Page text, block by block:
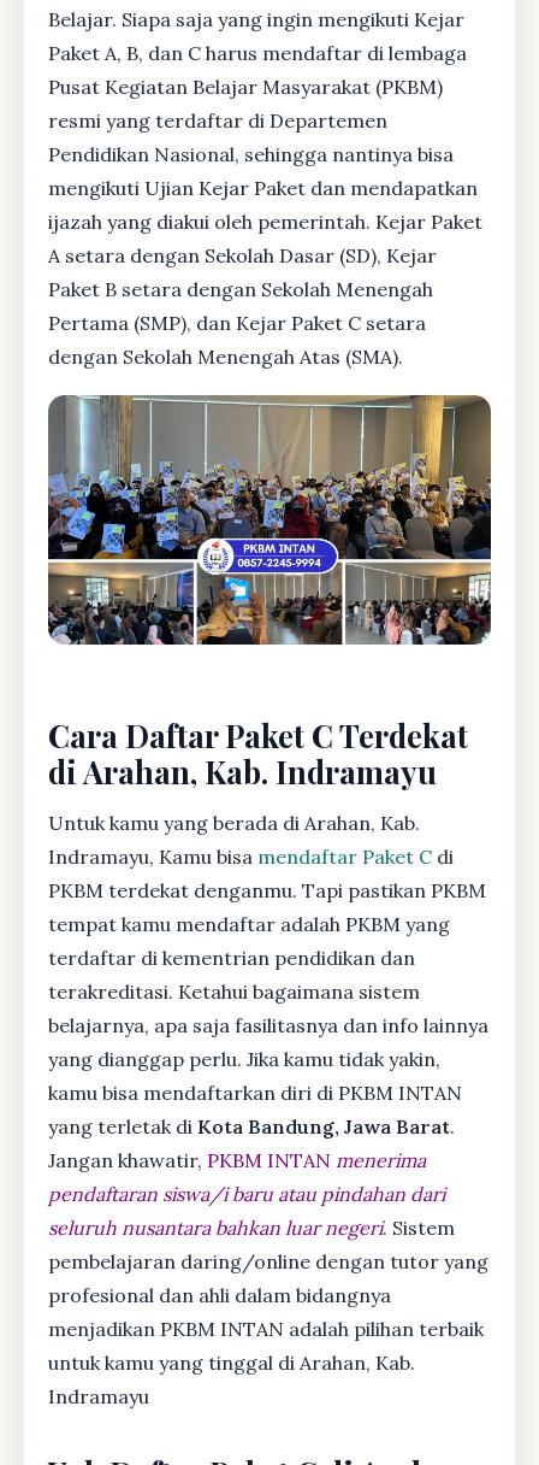
Belajar. Siapa saja yang ingin mengikuti Kejar
Paket A, B, dan C harus mendaftar di lembaga
Pusat Kegiatan Belajar Masyarakat (PKBM)
resmi yang terdaftar di Departemen
Pendidikan Nasional, sehingga nantinya bisa
mengikuti Ujian Kejar Paket dan mendapatkan
ijazah yang diakui oleh pemerintah. Kejar Paket
A setara dengan Sekolah Dasar (SD), Kejar
Paket B setara dengan Sekolah Menengah
Pertama (SMP), dan Kejar Paket C setara
dengan Sekolah Menengah Atas (SMA).
Cara Daftar Paket C Terdekat
di Arahan, Kab. Indramayu
Untuk kamu yang berada di Arahan, Kab.
Indramayu, Kamu bisa mendaftar Paket C di
PKBM terdekat denganmu. Tapi pastikan PKBM
tempat kamu mendaftar adalah PKBM yang
terdaftar di kementrian pendidikan dan
terakreditasi. Ketahui bagaimana sistem
belajarnya, apa saja fasilitasnya dan info lainnya
yang dianggap perlu. Jika kamu tidak yakin,
kamu bisa mendaftarkan diri di PKBM INTAN
yang terletak di Kota Bandung, Jawa Barat.
Jangan khawatir, PKBM INTAN menerima
pendaftaran siswa/i baru atau pindahan dari
seluruh nusantara bahkan luar negeri. Sistem
pembelajaran daring/online dengan tutor yang
profesional dan ahli dalam bidangnya
menjadikan PKBM INTAN adalah pilihan terbaik
untuk kamu yang tinggal di Arahan, Kab.
Indramayu